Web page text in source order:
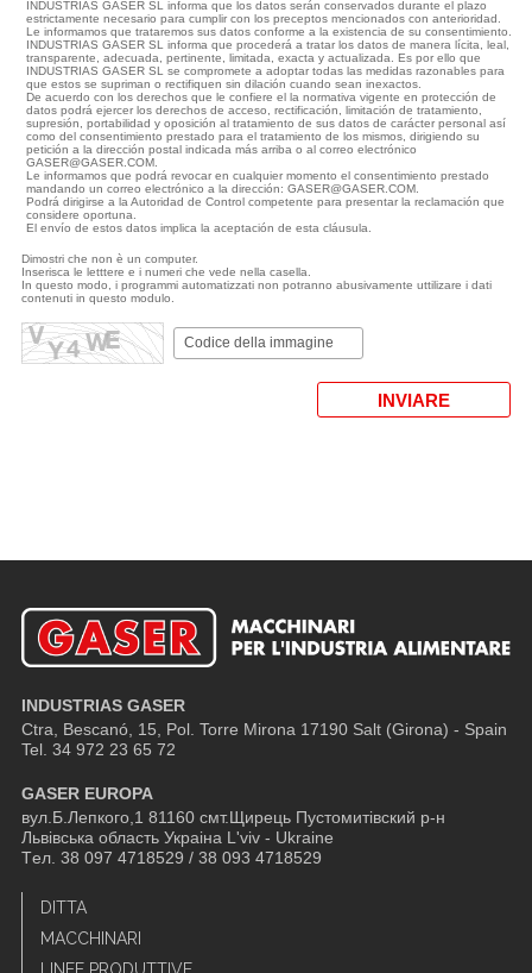
INDUSTRIAS GASER SL informa que los datos serán conservados durante el plazo
estrictamente necesario para cumplir con los preceptos mencionados con anterioridad.
Le informamos que trataremos sus datos conforme a la existencia de su consentimiento.
INDUSTRIAS GASER SL informa que procederá a tratar los datos de manera lícita, leal,
transparente, adecuada, pertinente, limitada, exacta y actualizada. Es por ello que
INDUSTRIAS GASER SL se compromete a adoptar todas las medidas razonables para
que estos se supriman o rectifiquen sin dilación cuando sean inexactos.
De acuerdo con los derechos que le confiere el la normativa vigente en protección de
datos podrá ejercer los derechos de acceso, rectificación, limitación de tratamiento,
supresión, portabilidad y oposición al tratamiento de sus datos de carácter personal así
como del consentimiento prestado para el tratamiento de los mismos, dirigiendo su
petición a la dirección postal indicada más arriba o al correo electrónico
GASER@GASER.COM.
Le informamos que podrá revocar en cualquier momento el consentimiento prestado
mandando un correo electrónico a la dirección: GASER@GASER.COM.
Podrá dirigirse a la Autoridad de Control competente para presentar la reclamación que
considere oportuna.
El envío de estos datos implica la aceptación de esta cláusula.
Dimostri che non è un computer.
Inserisca le letttere e i numeri che vede nella casella.
In questo modo, i programmi automatizzati non potranno abusivamente uttilizare i dati
contenuti in questo modulo.
INDUSTRIAS GASER
Ctra, Bescanó, 15, Pol. Torre Mirona 17190 Salt (Girona) - Spain
Tel. 34 972 23 65 72
GASER EUROPA
вул.Б.Лепкого,1 81160 смт.Щирець Пустомитівский р-н
Львівська область Украіна L'viv - Ukraine
Tел. 38 097 4718529 / 38 093 4718529
DITTA
MACCHINARI